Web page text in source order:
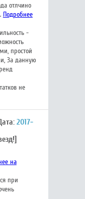
отлчино
Подробнее
-
простой
За данную
не
2017-
на
при